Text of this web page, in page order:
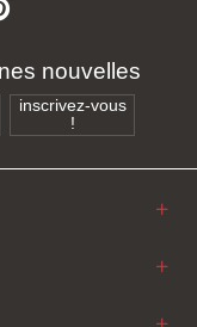
nouvelles
inscrivez-vous
!